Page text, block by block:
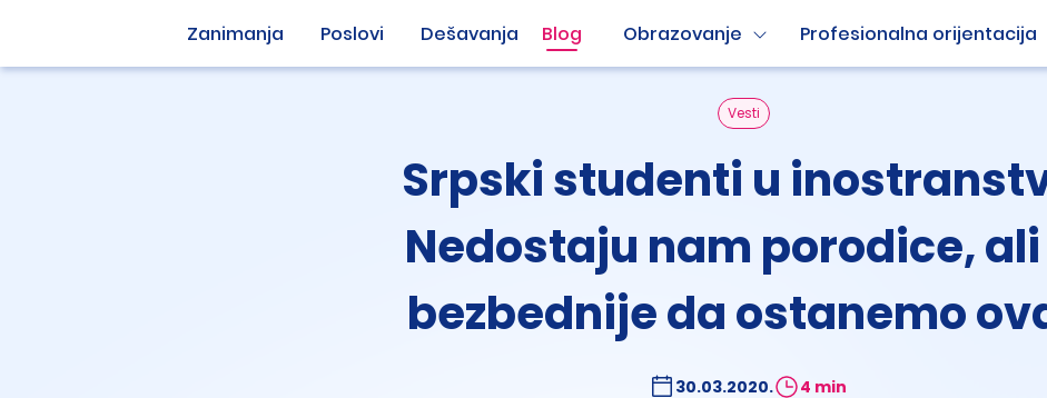
Zanimanja Poslovi Dešavanja Blog Obrazovanje Profesionalna orijentacija
Vesti
Srpski studenti u
Nedostaju nam porodice,
bezbednije da ostanemo
30.03.2020. 4 min